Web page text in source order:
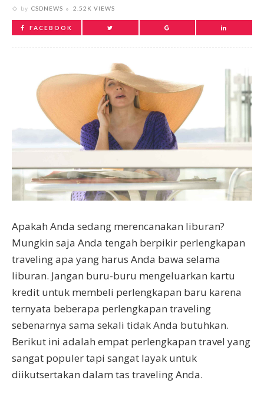
by CSDNEWS 2.52K VIEWS
FACEBOOK
Apakah Anda sedang merencanakan liburan?
Mungkin saja Anda tengah berpikir perlengkapan
traveling apa yang harus Anda bawa selama
liburan. Jangan buru-buru mengeluarkan kartu
kredit untuk membeli perlengkapan baru karena
ternyata beberapa perlengkapan traveling
sebenarnya sama sekali tidak Anda butuhkan.
Berikut ini adalah empat perlengkapan travel yang
sangat populer tapi sangat layak untuk
diikutsertakan dalam tas traveling Anda.